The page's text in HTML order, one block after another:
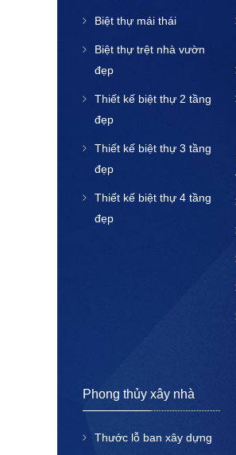
Biệt thự mái thái
Biệt thự trệt nhà vườn
đẹp
Thiết kế biệt thự 2 tầng
đẹp
Thiết kế biệt thự 3 tầng
đẹp
Thiết kế biệt thự 4 tầng
đẹp
Phong thủy xây nhà
Thước lỗ ban xây dựng